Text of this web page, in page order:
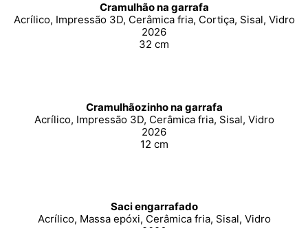
Cramulhão na garrafa
Acrílico, Impressão 3D, Cerâmica fria, Cortiça, Sisal, Vidro
2026
32 cm
Cramulhãozinho na garrafa
Acrílico, Impressão 3D, Cerâmica fria, Sisal, Vidro
2026
12 cm
Saci engarrafado
Acrílico, Massa epóxi, Cerâmica fria, Sisal, Vidro